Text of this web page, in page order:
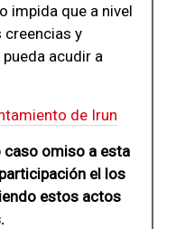
impida que a nivel
creencias y
acudir a
de Irun
caso omiso a esta
el los
estos actos